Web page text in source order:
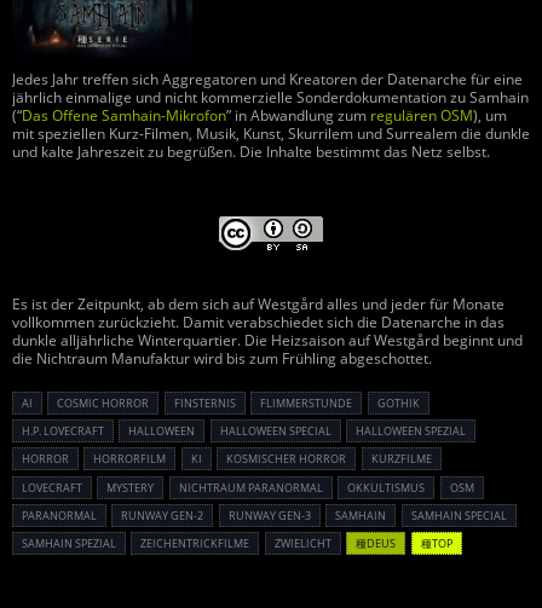
Jedes Jahr treffen sich Aggregatoren und Kreatoren der Datenarche für eine
jährlich einmalige und nicht kommerzielle Sonderdokumentation zu Samhain
(“Das Offene Samhain-Mikrofon” in Abwandlung zum regulären OSM), um
mit speziellen Kurz-Filmen, Musik, Kunst, Skurrilem und Surrealem die dunkle
und kalte Jahreszeit zu begrüßen. Die Inhalte bestimmt das Netz selbst.
Es ist der Zeitpunkt, ab dem sich auf Westgård alles und jeder für Monate
vollkommen zurückzieht. Damit verabschiedet sich die Datenarche in das
dunkle alljährliche Winterquartier. Die Heizsaison auf Westgård beginnt und
die Nichtraum Manufaktur wird bis zum Frühling abgeschottet.
AI COSMIC HORROR FINSTERNIS FLIMMERSTUNDE
GOTHIK
H.P. LOVECRAFT
HALLOWEEN HALLOWEEN SPECIAL
HALLOWEEN SPEZIAL
HORROR
HORRORFILM KI KOSMISCHER HORROR
KURZFILME
LOVECRAFT
MYSTERY NICHTRAUM PARANORMAL OKKULTISMUS
OSM
PARANORMAL
RUNWAY GEN-2 RUNWAY GEN-3 SAMHAIN
SAMHAIN SPECIAL
SAMHAIN SPEZIAL
ZEICHENTRICKFILME ZWIELICHT 種DEUS 種TOP